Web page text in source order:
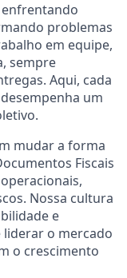
problemas
em equipe,
sempre
Aqui, cada
um
mudar a forma
Fiscais
Nossa cultura
e
o mercado
o crescimento